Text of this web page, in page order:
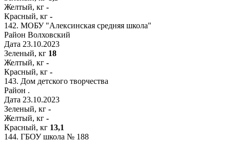
Желтый, кг -
Красный, кг -
142. МОБУ "Алексинская средняя школа"
Район Волховский
Дата 23.10.2023
Зеленый, кг 18
Желтый, кг -
Красный, кг -
143. Дом детского творчества
Район .
Дата 23.10.2023
Зеленый, кг -
Желтый, кг -
Красный, кг 13,1
144. ГБОУ школа № 188